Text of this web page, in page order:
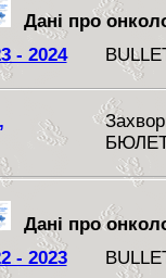
Дані про
- 2024
Дані про
- 2023